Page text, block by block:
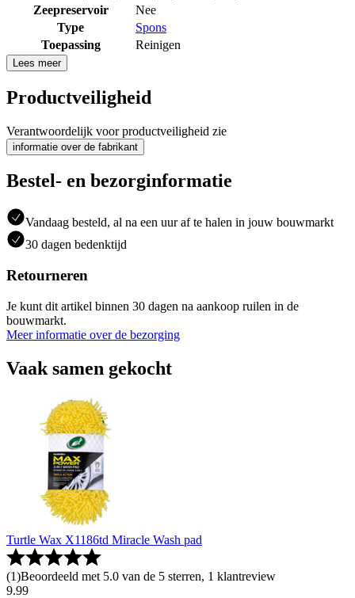
Zeepreservoir
Nee
Type
Spons
Toepassing
Reinigen
Lees meer
Productveiligheid
Verantwoordelijk voor productveiligheid zie
informatie over de fabrikant
Bestel- en bezorginformatie
Vandaag besteld, al na een uur af te halen in jouw bouwmarkt
30 dagen bedenktijd
Retourneren
Je kunt dit artikel binnen 30 dagen na aankoop ruilen in de
bouwmarkt.
Meer informatie over de bezorging
Vaak samen gekocht
Turtle Wax X1186td Miracle Wash pad
(1)Beoordeeld met 5.0 van de 5 sterren, 1 klantreview
9.99